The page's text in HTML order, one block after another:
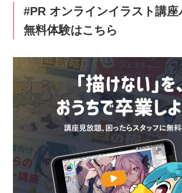
#PR オンラインイラスト講座
無料体験はこちら